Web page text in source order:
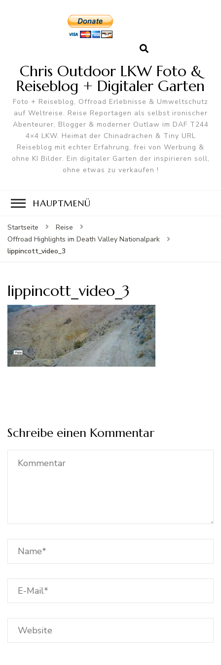
Chris Outdoor LKW Foto &
Reiseblog + Digitaler Garten
Foto + Reiseblog, Offroad Erlebnisse & Umweltschutz
auf Weltreise. Reise Reportagen als selbst ironischer
Abenteurer, Blogger & moderner Outlaw im DAF T244
4×4 LKW. Heimat der Chinadrachen & Tiny URL
Reiseblog mit echter Erfahrung, frei von Werbung &
ohne KI Bilder. Ein digitaler Garten der inspirieren soll,
ohne etwas zu verkaufen !
HAUPTMENÜ
Startseite
Reise
Offroad Highlights im Death Valley Nationalpark
lippincott_video_3
lippincott_video_3
Schreibe einen Kommentar